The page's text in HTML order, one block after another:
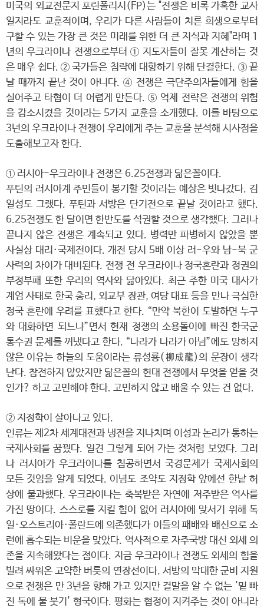
미국의 외교전문지 포린폴리시(FP)는 "전쟁은 비록 가혹한 교사
일지라도 교훈적이며, 우리가 다른 사람들이 치른 희생으로부터
구할 수 있는 가장 큰 것은 미래를 위한 더 큰 지식과 지혜"라며 1
년의 우크라이나 전쟁으로부터 ① 지도자들이 잘못 계산하는 것
은 매우 쉽다. ② 국가들은 침략에 대항하기 위해 단결한다. ③ 끝
날 때까지 끝난 것이 아니다. ④ 전쟁은 극단주의자들에게 힘을
실어주고 타협이 더 어렵게 만든다. ⑤ 억제 전략은 전쟁의 위험
을 감소시켰을 것이라는 5가지 교훈을 소개했다. 이를 바탕으로
3년의 우크라이나 전쟁이 우리에게 주는 교훈을 분석해 시사점을
도출해보고자 한다.
① 러시아-우크라이나 전쟁은 6.25전쟁과 닮은꼴이다.
푸틴의 러시아계 주민들이 봉기할 것이라는 예상은 빗나갔다. 김
일성도 그랬다. 푸틴과 서방은 단기전으로 끝날 것이라고 했다.
6.25전쟁도 한 달이면 한반도를 석권할 것으로 생각했다. 그러나
끝나지 않은 전쟁은 계속되고 있다. 병력만 파병하지 않았을 뿐
사실상 대리·국제전이다. 개전 당시 5배 이상 러-우와 남-북 군
사력의 차이가 대비된다. 전쟁 전 우크라이나 정국혼란과 정권의
부정부패 또한 우리의 역사와 닮아있다. 최근 주한 미국 대사가
계엄 사태로 한국 총리, 외교부 장관, 여당 대표 등을 만나 극심한
정국 혼란에 우려를 표했다고 한다. “만약 북한이 도발하면 누구
와 대화하면 되느냐”면서 현재 정쟁의 소용돌이에 빠진 한국군
통수권 문제를 꺼냈다고 한다. “나라가 나라가 아님”에도 망하지
않은 이유는 하늘의 도움이라는 류성룡(柳成龍)의 문장이 생각
난다. 참전하지 않았지만 닮은꼴의 현대 전쟁에서 무엇을 얻을 것
인가? 하고 고민해야 한다. 고민하지 않고 배울 수 있는 건 없다.
② 지정학이 살아나고 있다.
인류는 제2차 세계대전과 냉전을 지나치며 이성과 논리가 통하는
국제사회를 꿈꿨다. 일견 그렇게 되어 가는 것처럼 보였다. 그러
나 러시아가 우크라이나를 침공하면서 국경문제가 국제사회의
모든 것임을 알게 되었다. 이념도 조약도 지정학 앞에선 한낱 허
상에 불과했다. 우크라이나는 축복받은 자연에 저주받은 역사를
가진 땅이다. 스스로를 지킬 힘이 없어 러시아에 맞서기 위해 독
일·오스트리아·폴란드에 의존했다가 이들의 패배와 배신으로 소
련에 흡수되는 비운을 맞았다. 역사적으로 자주국방 대신 외세 의
존을 지속해왔다는 점이다. 지금 우크라이나 전쟁도 외세의 힘을
빌려 싸워온 고약한 버릇의 연장선이다. 서방의 막대한 군비 지원
으로 전쟁은 만 3년을 향해 가고 있지만 결말을 알 수 없는 '밑 빠
진 독에 물 붓기' 형국이다. 평화는 협정이 지켜주는 것이 아니라